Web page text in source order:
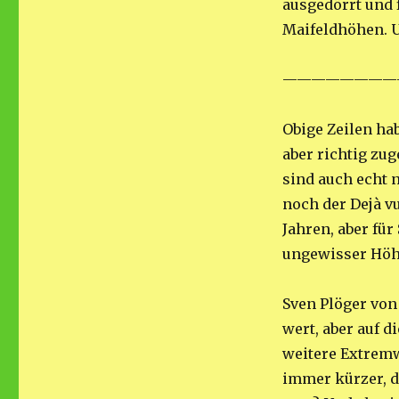
ausgedörrt
Maifeldhöhen.
Obige Zeilen
aber richtig
sind auch echt
noch der Dejà
Jahren, aber
ungewisser
Sven Plöger
wert, aber auf
weitere
immer kürzer,